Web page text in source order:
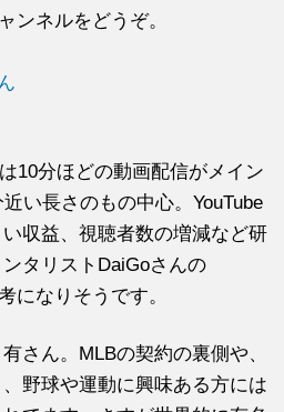
ンネルをどうぞ。
10分ほどの動画配信がメイン
い長さのもの中心。YouTube
収益、視聴者数の増減など研
タリストDaiGoさんの
になりそうです。
さん。MLBの契約の裏側や、
野球や運動に興味ある方には